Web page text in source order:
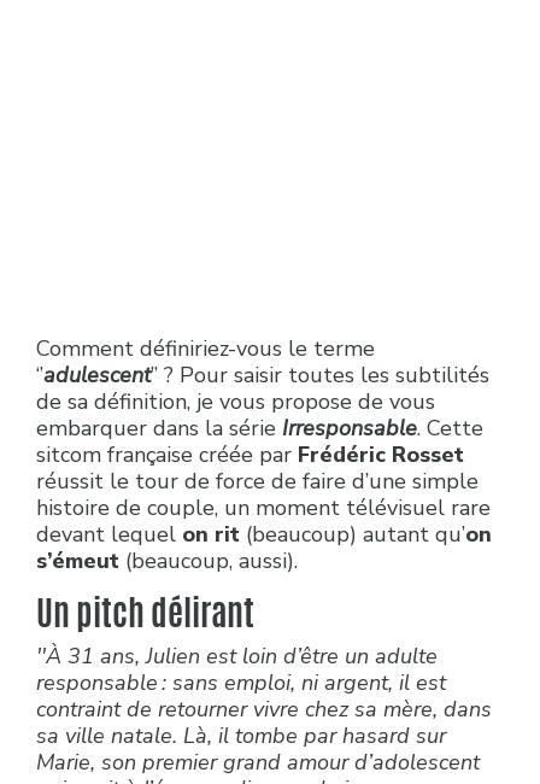
Comment définiriez-vous le terme
‘’adulescent’’ ? Pour saisir toutes les subtilités
de sa définition, je vous propose de vous
embarquer dans la série Irresponsable. Cette
sitcom française créée par Frédéric Rosset
réussit le tour de force de faire d’une simple
histoire de couple, un moment télévisuel rare
devant lequel on rit (beaucoup) autant qu’on
s’émeut (beaucoup, aussi).
Un pitch délirant
''À 31 ans, Julien est loin d’être un adulte
responsable : sans emploi, ni argent, il est
contraint de retourner vivre chez sa mère, dans
sa ville natale. Là, il tombe par hasard sur
Marie, son premier grand amour d’adolescent